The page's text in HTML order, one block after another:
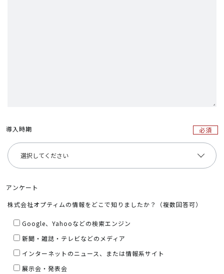
導入時期 必須
アンケート
株式会社オプティムの情報をどこで知りましたか？（複数回答可）
Google、Yahooなどの検索エンジン
新聞・雑誌・テレビなどのメディア
インターネットのニュース、または情報系サイト
展示会・発表会